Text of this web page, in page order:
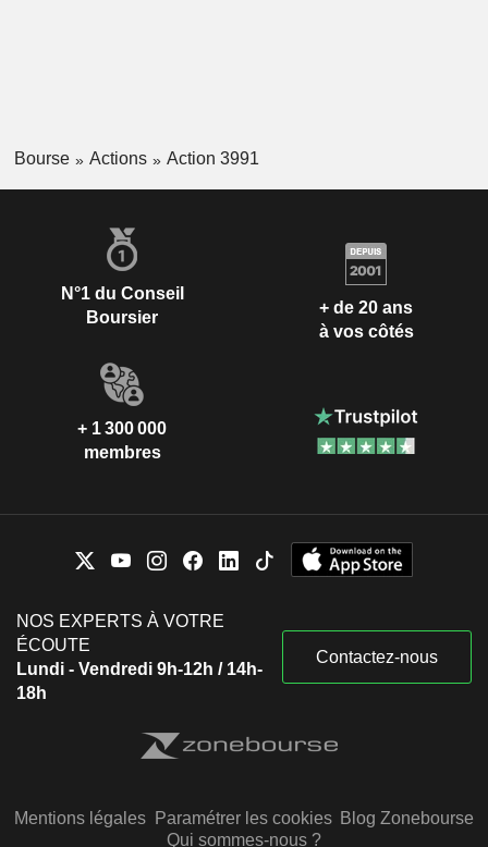
Bourse Actions Action 3991
N°1 du Conseil
Boursier
+ de 20 ans
à vos côtés
+ 1 300 000
membres
NOS EXPERTS À VOTRE
ÉCOUTE
Lundi - Vendredi 9h-12h / 14h-
18h
Contactez-nous
Mentions légales Paramétrer les cookies Blog Zonebourse
Qui sommes-nous ?